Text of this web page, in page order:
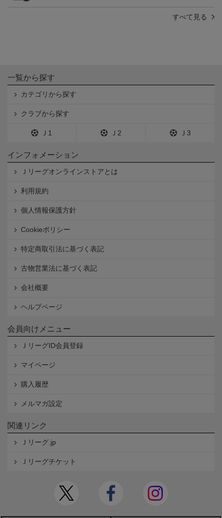
すべて見る
一覧から探す
カテゴリから探す
クラブから探す
Ｊ1 Ｊ2 Ｊ3
インフォメーション
Ｊリーグオンラインストアとは
利用規約
個人情報保護方針
Cookieポリシー
特定商取引法に基づく表記
古物営業法に基づく表記
会社概要
ヘルプページ
会員向けメニュー
ＪリーグID会員登録
マイページ
購入履歴
メルマガ設定
関連リンク
Ｊリーグ.jp
Ｊリーグチケット